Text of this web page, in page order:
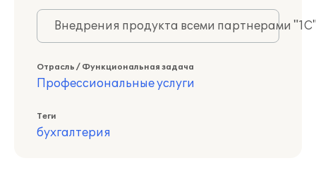
Внедрения продукта всеми партнерами
Отрасль / Функциональная задача
Профессиональные услуги
Теги
бухгалтерия